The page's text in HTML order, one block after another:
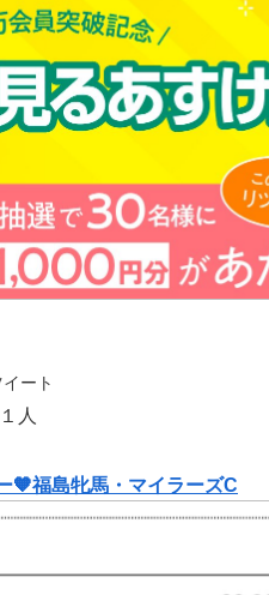
イート
人
🧡福島牝馬・マイラーズC